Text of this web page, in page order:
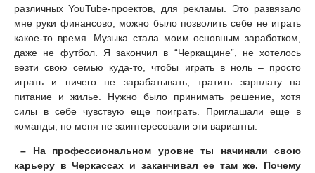
различных YouTube-проектов, для рекламы. Это развязало
мне руки финансово, можно было позволить себе не играть
какое-то время. Музыка стала моим основным заработком,
даже не футбол. Я закончил в “Черкащине”, не хотелось
везти свою семью куда-то, чтобы играть в ноль – просто
играть и ничего не зарабатывать, тратить зарплату на
питание и жилье. Нужно было принимать решение, хотя
силы в себе чувствую еще поиграть. Приглашали еще в
команды, но меня не заинтересовали эти варианты.
– На профессиональном уровне ты начинали свою
карьеру в Черкассах и заканчивал ее там же. Почему